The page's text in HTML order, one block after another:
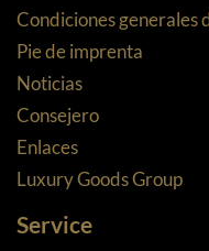
Condiciones generales
Pie de imprenta
Noticias
Consejero
Enlaces
Luxury Goods Group
Service